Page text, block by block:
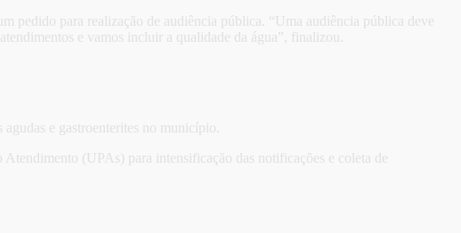
pedido para realização de audiência pública. “Uma audiência pública deve
e vamos incluir a qualidade da água”, finalizou.
e gastroenterites no município.
(UPAs) para intensificação das notificações e coleta de